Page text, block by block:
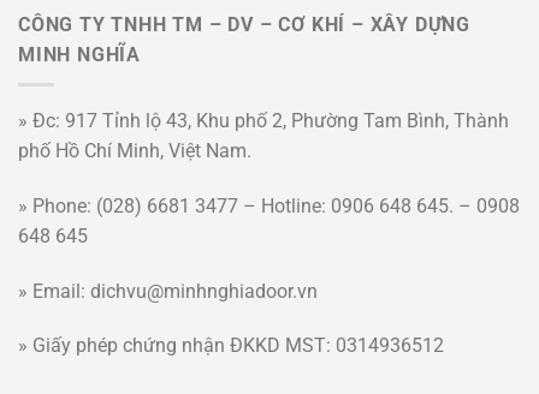
CÔNG TY TNHH TM – DV – CƠ KHÍ – XÂY DỰNG
MINH NGHĨA
» Đc: 917 Tỉnh lộ 43, Khu phố 2, Phường Tam Bình, Thành
phố Hồ Chí Minh, Việt Nam.
» Phone: (028) 6681 3477 – Hotline: 0906 648 645. – 0908
648 645
» Email: dichvu@minhnghiadoor.vn
» Giấy phép chứng nhận ĐKKD MST: 0314936512